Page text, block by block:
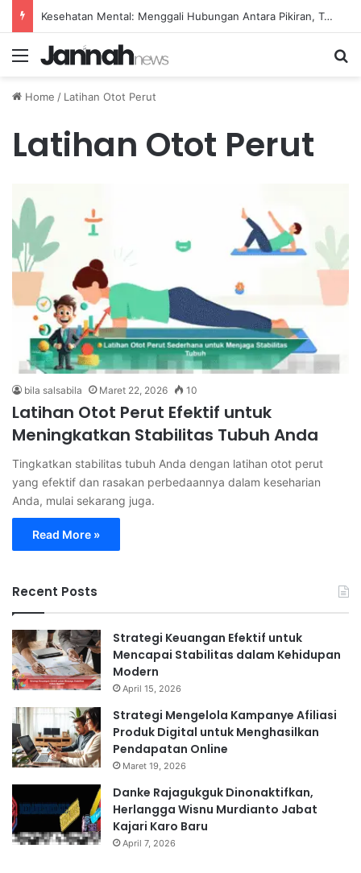
Kesehatan Mental: Menggali Hubungan Antara Pikiran, Tubuh, dan Emosi secara Mendalam
Menu
Home / Latihan Otot Perut
Latihan Otot Perut
bila salsabila Maret 22, 2026 10
Latihan Otot Perut Efektif untuk
Meningkatkan Stabilitas Tubuh Anda
Tingkatkan stabilitas tubuh Anda dengan latihan otot perut
yang efektif dan rasakan perbedaannya dalam keseharian
Anda, mulai sekarang juga.
Read More »
Recent Posts
Strategi Keuangan Efektif untuk
Mencapai Stabilitas dalam Kehidupan
Modern
April 15, 2026
Strategi Mengelola Kampanye Afiliasi
Produk Digital untuk Menghasilkan
Pendapatan Online
Maret 19, 2026
Danke Rajagukguk Dinonaktifkan,
Herlangga Wisnu Murdianto Jabat
Kajari Karo Baru
April 7, 2026